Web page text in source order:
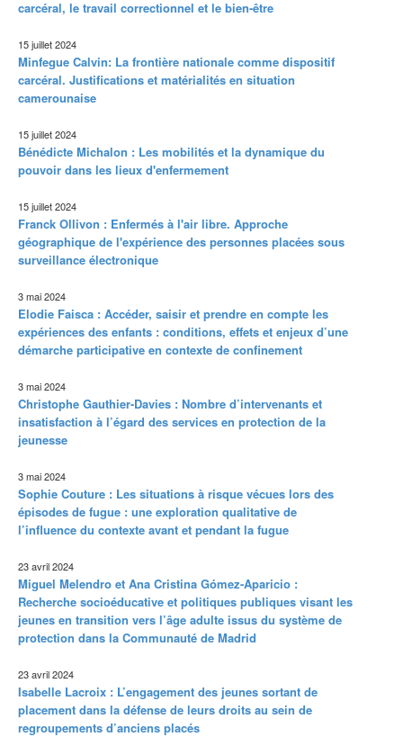
carcéral, le travail correctionnel et le bien-être
15 juillet 2024
Minfegue Calvin: La frontière nationale comme dispositif
carcéral. Justifications et matérialités en situation
camerounaise
15 juillet 2024
Bénédicte Michalon : Les mobilités et la dynamique du
pouvoir dans les lieux d'enfermement
15 juillet 2024
Franck Ollivon : Enfermés à l'air libre. Approche
géographique de l'expérience des personnes placées sous
surveillance électronique
3 mai 2024
Elodie Faisca : Accéder, saisir et prendre en compte les
expériences des enfants : conditions, effets et enjeux d’une
démarche participative en contexte de confinement
3 mai 2024
Christophe Gauthier-Davies : Nombre d’intervenants et
insatisfaction à l’égard des services en protection de la
jeunesse
3 mai 2024
Sophie Couture : Les situations à risque vécues lors des
épisodes de fugue : une exploration qualitative de
l’influence du contexte avant et pendant la fugue
23 avril 2024
Miguel Melendro et Ana Cristina Gómez-Aparicio :
Recherche socioéducative et politiques publiques visant les
jeunes en transition vers l’âge adulte issus du système de
protection dans la Communauté de Madrid
23 avril 2024
Isabelle Lacroix : L’engagement des jeunes sortant de
placement dans la défense de leurs droits au sein de
regroupements d’anciens placés